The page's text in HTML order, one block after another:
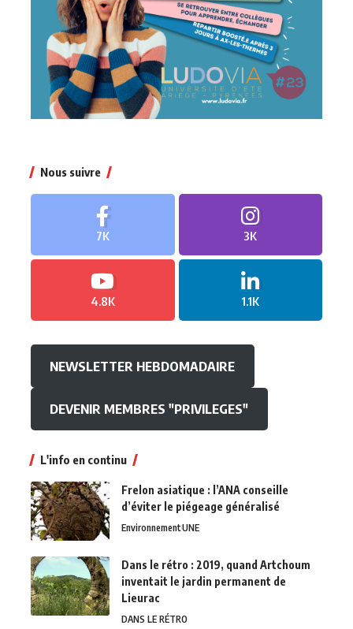
Nous suivre
7K 3K
4.8K 1.1K
NEWSLETTER HEBDOMADAIRE
DEVENIR MEMBRES "PRIVILEGES"
L'info en continu
Frelon asiatique : l’ANA conseille
d’éviter le piégeage généralisé
EnvironnementUNE
Dans le rétro : 2019, quand Artchoum
inventait le jardin permanent de
Lieurac
DANS LE RÉTRO